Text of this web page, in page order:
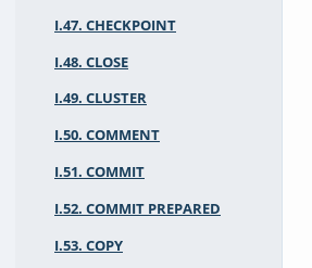
I.47. CHECKPOINT
I.48. CLOSE
I.49. CLUSTER
I.50. COMMENT
I.51. COMMIT
I.52. COMMIT PREPARED
I.53. COPY